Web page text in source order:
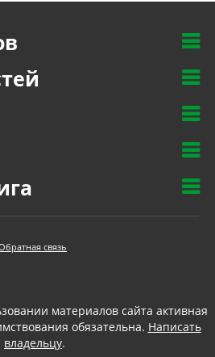
связь
материалов сайта активная
обязательна. Написать
владельцу.